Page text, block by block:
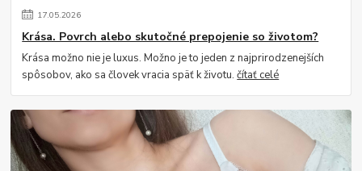
17.05.2026
Krása. Povrch alebo skutočné prepojenie so životom?
Krása možno nie je luxus. Možno je to jeden z najprirodzenejších
spôsobov, ako sa človek vracia späť k životu.čítať celé